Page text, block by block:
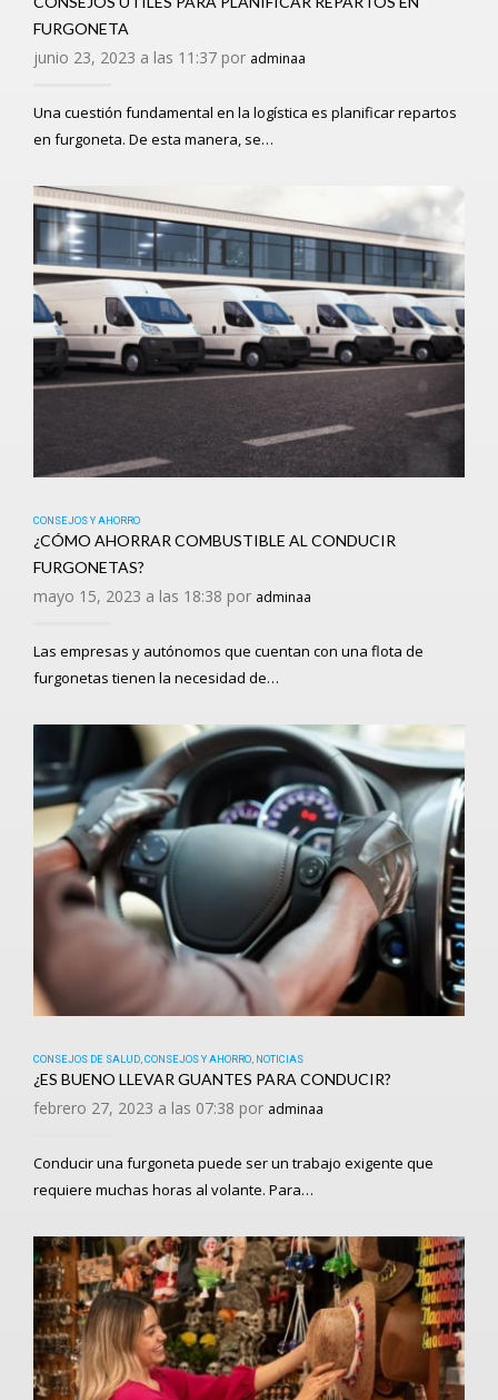
FURGONETA
junio 23, 2023 a las 11:37 por adminaa
Una cuestión fundamental en la logística es planificar repartos
en furgoneta. De esta manera, se…
CONSEJOS Y AHORRO
¿CÓMO AHORRAR COMBUSTIBLE AL CONDUCIR
FURGONETAS?
mayo 15, 2023 a las 18:38 por adminaa
Las empresas y autónomos que cuentan con una flota de
furgonetas tienen la necesidad de…
CONSEJOS DE SALUD CONSEJOS Y AHORRO NOTICIAS
¿ES BUENO LLEVAR GUANTES PARA CONDUCIR?
febrero 27, 2023 a las 07:38 por adminaa
Conducir una furgoneta puede ser un trabajo exigente que
requiere muchas horas al volante. Para…